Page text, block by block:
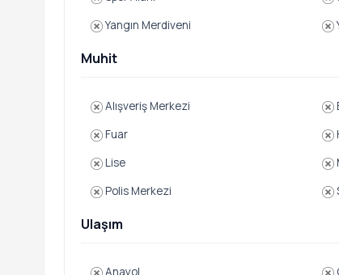
Yangın Merdiveni
Muhit
Alışveriş Merkezi
Fuar
Lise
Polis Merkezi
Ulaşım
Anayol